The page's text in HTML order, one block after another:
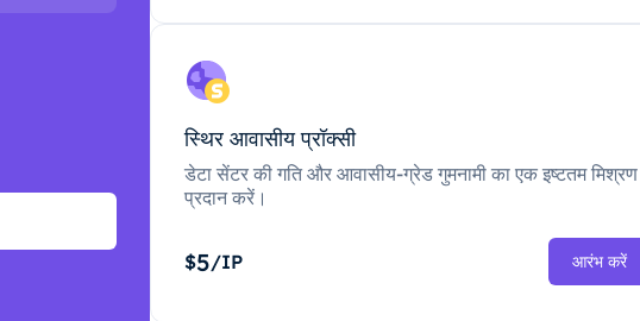
स्थिर आवासीय प्रॉक्सी
डेटा सेंटर की गति और आवासीय-ग्रेड गुमनामी का एक इष्टतम मिश्रण
प्रदान करें।
$5/IP आरंभ करें